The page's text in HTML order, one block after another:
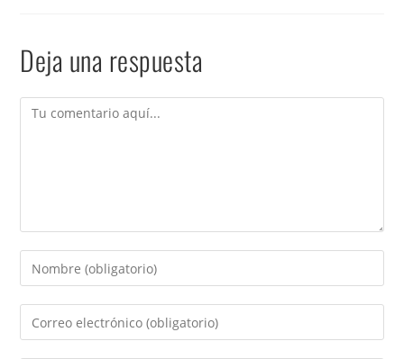
Deja una respuesta